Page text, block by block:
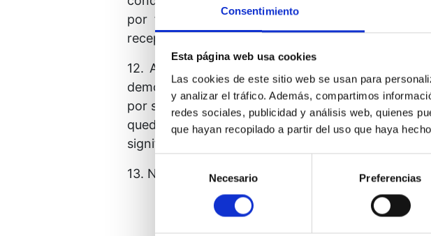
Consentimiento
Esta página web usa cookies
Las cookies de este sitio web se usan para
y analizar el tráfico. Además, compartimos
redes sociales, publicidad y análisis web, quienes
que hayan recopilado a partir del uso que haya
de
consentimiento
Necesario Preferencias
por fin liberarse. Y necesita que nuestra
receptores de los dones que Él otorga.
12. Aprendamos sólo esta lección el día de
demos. Has oído esto cientos de veces y de cien
por seguro esto: hasta que no lo creas, recibirás
quedado con ningún regalo que tú ya no
significado puede tener esto para ti a no ser que
13. Nuestra lección de hoy reza así: